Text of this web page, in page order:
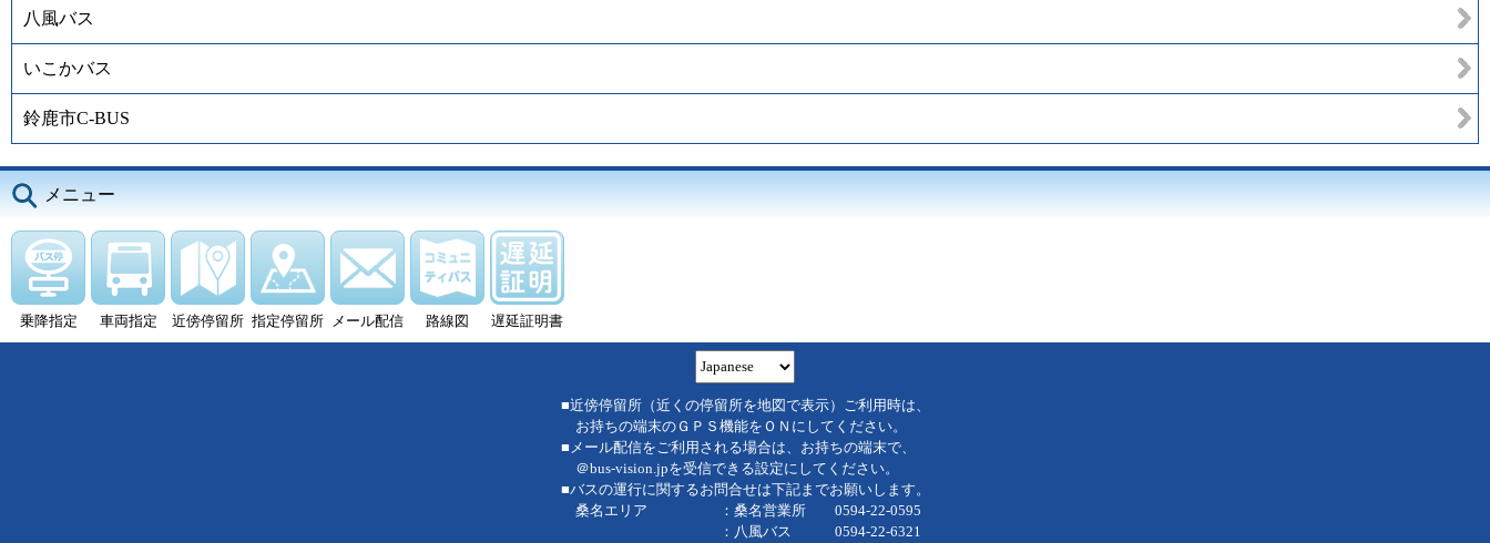
八風バス
いこかバス
鈴鹿市C-BUS
メニュー
乗降指定 車両指定 近傍停留所 指定停留所 メール配信 路線図 遅延証明書
■近傍停留所（近くの停留所を地図で表示）ご利用時は、
お持ちの端末のＧＰＳ機能をＯＮにしてください。
■メール配信をご利用される場合は、お持ちの端末で、
＠bus-vision.jpを受信できる設定にしてください。
■バスの運行に関するお問合せは下記までお願いします。
桑名エリア ：桑名営業所 0594-22-0595
：八風バス 0594-22-6321